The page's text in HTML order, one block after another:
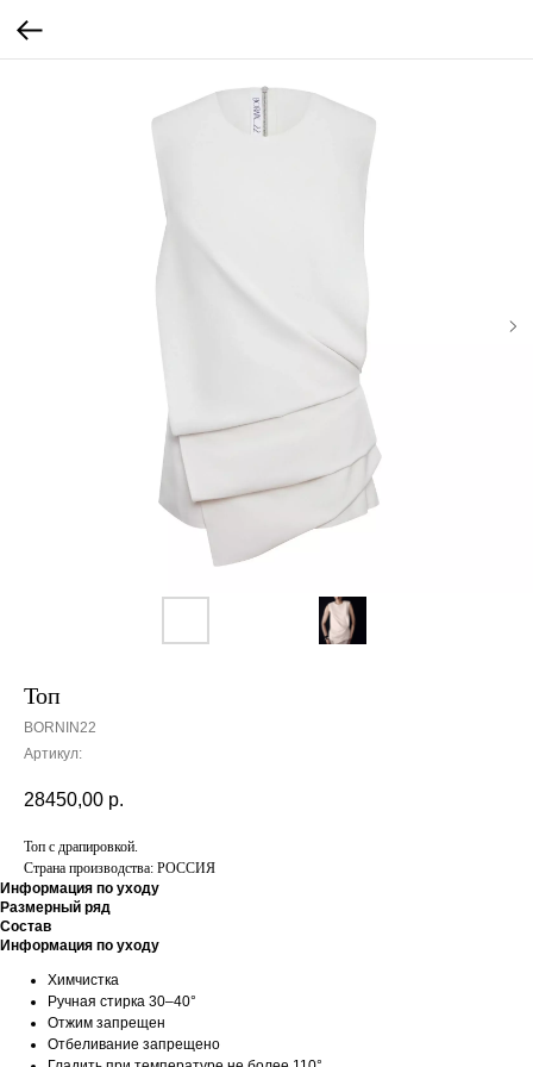
Топ
BORNIN22
Артикул:
28450,00 р.
Топ с драпировкой.
Страна производства: РОССИЯ
Информация по уходу
Размерный ряд
Состав
Информация по уходу
Химчистка
Ручная стирка 30–40°
Отжим запрещен
Отбеливание запрещено